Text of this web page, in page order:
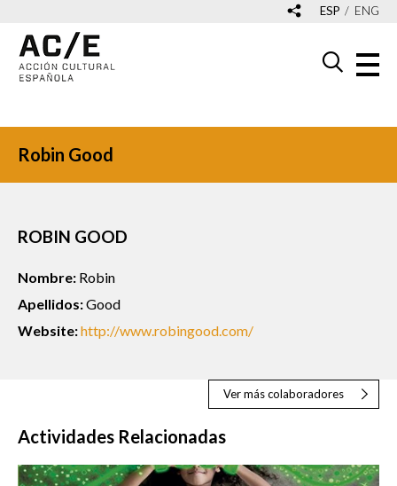
ESP ENG
Robin Good
ROBIN GOOD
Nombre: Robin
Apellidos:Good
Website:http://www.robingood.com/
Ver más colaboradores
Actividades Relacionadas